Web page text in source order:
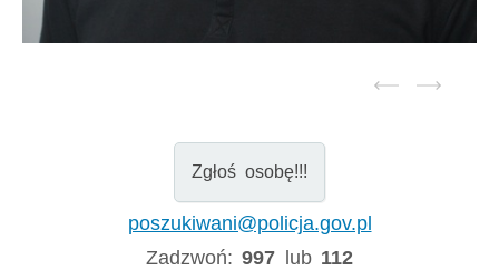
Zgłoś osobę!!!
poszukiwani@policja.gov.pl
Zadzwoń:997 lub 112